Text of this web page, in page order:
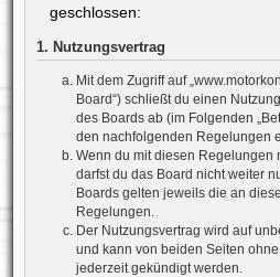
geschlossen:
1. Nutzungsvertrag
Mit dem Zugriff auf
Board“) schließt du einen
des Boards ab (im Folgenden
den nachfolgenden Regelungen
Wenn du mit diesen Regelungen
darfst du das Board nicht weiter
Boards gelten jeweils die an
Regelungen.
Der Nutzungsvertrag wird auf
und kann von beiden Seiten
jederzeit gekündigt werden.